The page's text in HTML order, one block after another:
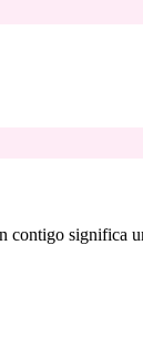
contigo significa